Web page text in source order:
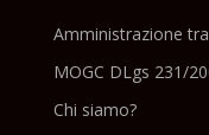
Amministrazione
MOGC DLgs 231/
Chi siamo?